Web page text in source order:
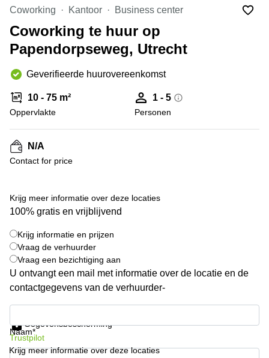
Hengelo
Hilversum
Hoofddorp
Deventer
Rotterdam
Tiel
Zwolle
Bodegraven-
Reeuwijk
Business
center
Arnhem
Business
Amsterdam
Westpoort
Business
center
Hilversum
Den
Haag
space
Breda
Coworking
Arnhem
Coworking
space
Hilversum
Coworking Kantoor Business center
Coworking te huur op
Papendorpseweg, Utrecht
Geverifieerde huurovereenkomst
10 - 75 m²
Oppervlakte
1 - 5
Personen
N/A
Contact for price
Krijg meer informatie over deze locaties
100% gratis en vrijblijvend
Krijg informatie en prijzen
Vraag de verhuurder
Vraag een bezichtiging aan
U ontvangt een mail met informatie over de locatie en de
contactgegevens van de verhuurder-
Naam*
Gegevensbescherming
Trustpilot
Krijg meer informatie over deze locaties